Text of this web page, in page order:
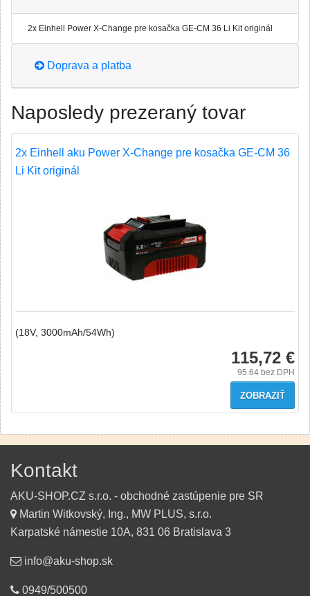
2x Einhell Power X-Change pre kosačka GE-CM 36 Li Kit originál
Doprava a platba
Naposledy prezeraný tovar
2x Einhell aku Power X-Change pre kosačka GE-CM 36
Li Kit originál
(18V, 3000mAh/54Wh)
115,72 €
95.64 bez DPH
ZOBRAZIŤ
Kontakt
AKU-SHOP.CZ s.r.o. - obchodné zastúpenie pre SR
Martin Witkovský, Ing., MW PLUS, s.r.o.
Karpatské námestie 10A, 831 06 Bratislava 3
info@aku-shop.sk
0949/500500